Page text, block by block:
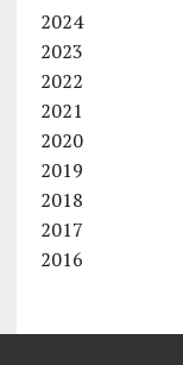
2024
2023
2022
2021
2020
2019
2018
2017
2016